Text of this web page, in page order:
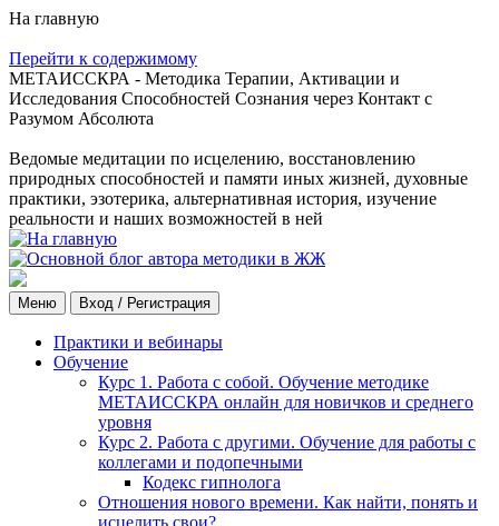
На главную
Перейти к содержимому
МЕТАИССКРА - Методика Терапии, Активации и
Исследования Способностей Сознания через Контакт с
Разумом Абсолюта
Ведомые медитации по исцелению, восстановлению
природных способностей и памяти иных жизней, духовные
практики, эзотерика, альтернативная история, изучение
реальности и наших возможностей в ней
Меню Вход / Регистрация
Практики и вебинары
Обучение
Курс 1. Работа с собой. Обучение методике
МЕТАИССКРА онлайн для новичков и среднего
уровня
Курс 2. Работа с другими. Обучение для работы с
коллегами и подопечными
Кодекс гипнолога
Отношения нового времени. Как найти, понять и
исцелить свои?